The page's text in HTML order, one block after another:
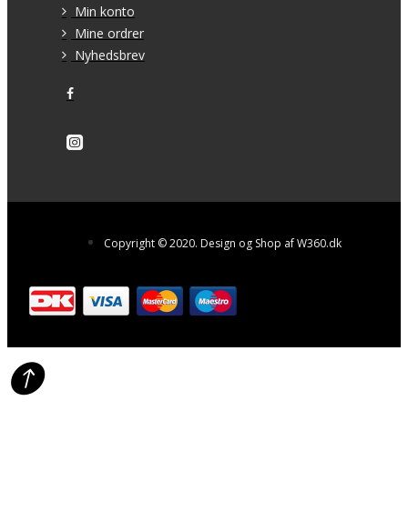
Min konto
Mine ordrer
Nyhedsbrev
Copyright © 2020. Design og Shop af W360.dk